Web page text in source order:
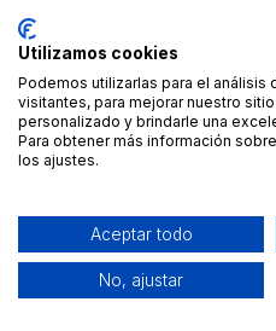
Utilizamos cookies
Podemos utilizarlas para el análisis
visitantes, para mejorar nuestro
personalizado y brindarle una
Para obtener más información
los ajustes.
Aceptar todo
No, ajustar